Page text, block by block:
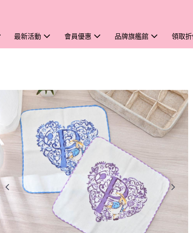
最新活動 會員優惠 品牌旗艦館 領取